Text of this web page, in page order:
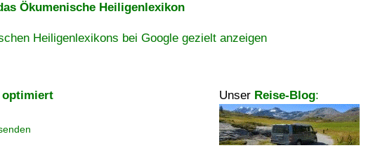
Ökumenische Heiligenlexikon
Heiligenlexikons bei Google gezielt anzeigen
optimiert Unser Reise-Blog: